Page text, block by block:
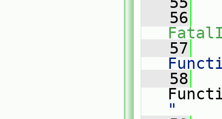
   56
   57
   58
"